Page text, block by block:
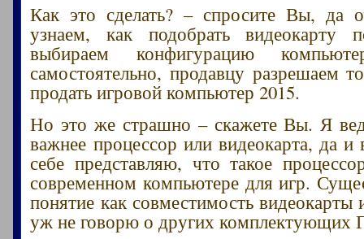
Как это сделать? – спросите Вы, да
узнаем, как подобрать видеокарту
выбираем конфигурацию
самостоятельно, продавцу разрешаем
продать игровой компьютер 2015.
Но это же страшно – скажете Вы. Я
важнее процессор или видеокарта, да
себе представляю, что такое
современном компьютере для игр.
понятие как совместимость видеокарты
уж не говорю о других комплектующих